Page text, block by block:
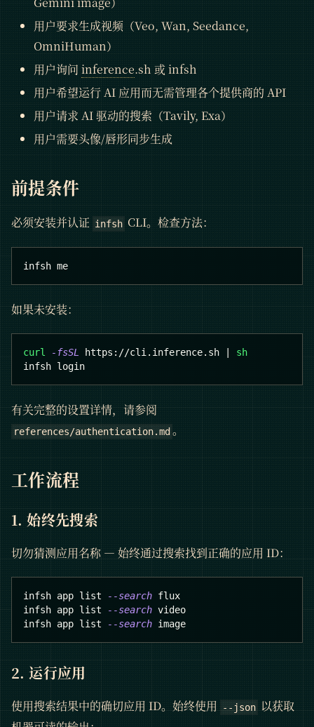
用户要求生成视频（Veo, Wan, Seedance,
OmniHuman）
用户询问 inference.sh 或 infsh
用户希望运行 AI 应用而无需管理各个提供商的 API
用户请求 AI 驱动的搜索（Tavily, Exa）
用户需要头像/唇形同步生成
前提条件
必须安装并认证 infsh CLI。检查方法：
infsh me
如果未安装：
curl -fsSL https://cli.inference.sh
sh
infsh login
有关完整的设置详情，请参阅
references/authentication.md 。
工作流程
1. 始终先搜索
切勿猜测应用名称 — 始终通过搜索找到正确的应用 ID：
infsh app list --search flux
infsh app list
--search video
infsh app list
--search image
2. 运行应用
使用搜索结果中的确切应用 ID。始终使用 --json 以获取